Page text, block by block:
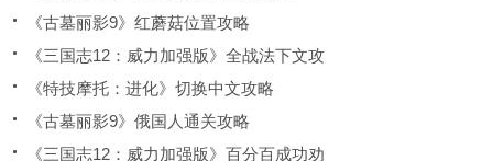
《古墓丽影9》红蘑菇位置攻略
《三国志12：威力加强版》全战法下文攻
《特技摩托：进化》切换中文攻略
《古墓丽影9》俄国人通关攻略
《三国志12：威力加强版》百分百成功劝